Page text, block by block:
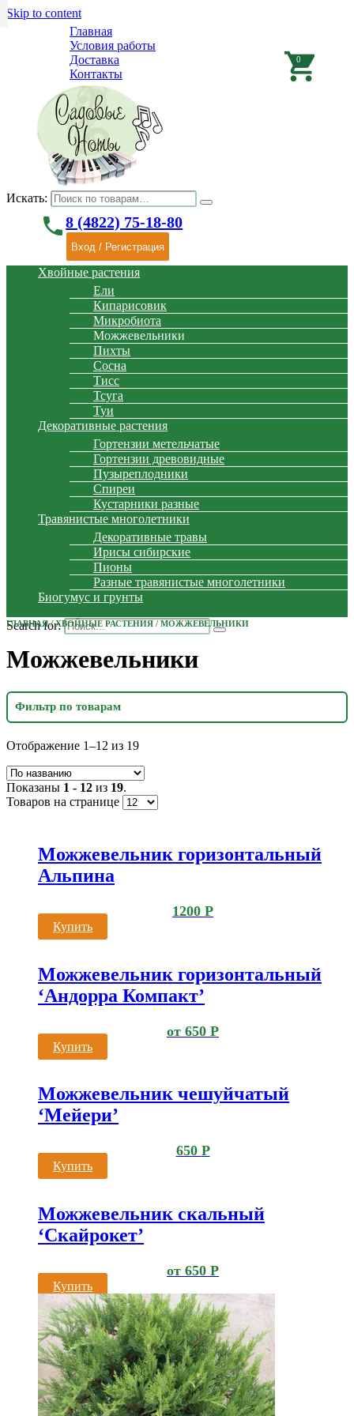
Skip to content
Главная
Условия работы
Доставка
Контакты
Искать:
phone8 (4822) 75-18-80
Вход / Регистрация
shopping_cart
0
Хвойные растения
Ели
Кипарисовик
Микробиота
Можжевельники
Пихты
Сосна
Тисс
Тсуга
Туи
Декоративные растения
Гортензии метельчатые
Гортензии древовидные
Пузыреплодники
Спиреи
Кустарники разные
Травянистые многолетники
Декоративные травы
Ирисы сибирские
Пионы
Разные травянистые многолетники
Биогумус и грунты
Search for:
ГЛАВНАЯ/ХВОЙНЫЕ РАСТЕНИЯ / МОЖЖЕВЕЛЬНИКИ
Можжевельники
Фильтр по товарам
Отображение 1–12 из 19
Показаны 1 - 12 из 19.
Товаров на странице
Можжевельник горизонтальный
Альпина
1200 Р
Купить
Можжевельник горизонтальный
‘Андорра Компакт’
от 650 Р
Купить
Можжевельник чешуйчатый
‘Мейери’
650 Р
Купить
Можжевельник скальный
‘Скайрокет’
от 650 Р
Купить